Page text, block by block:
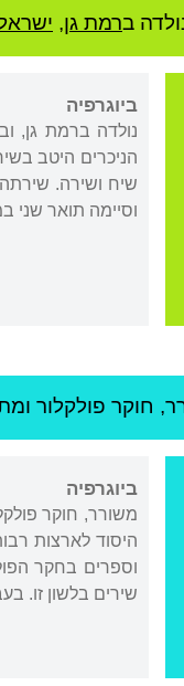
ברמת גן,
ביוגרפיה
נולדה ברמת גן,
הניכרים היטב
שיח ושירה.
וסיימה תואר שני
חוקר פולקלור
ביוגרפיה
משורר, חוקר
וספרים בחקר
שירים בלשון זו.